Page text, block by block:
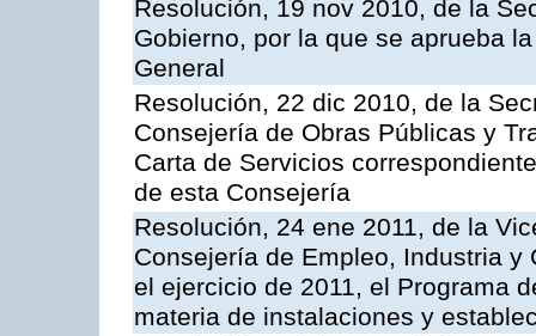
Resolución, 19 nov 2010, de la
Gobierno, por la que se aprueba
General
Resolución, 22 dic 2010, de la
Consejería de Obras Públicas y
Carta de Servicios
de esta Consejería
Resolución, 24 ene 2011, de la
Consejería de Empleo, Industria
el ejercicio de 2011, el Programa
materia de instalaciones y